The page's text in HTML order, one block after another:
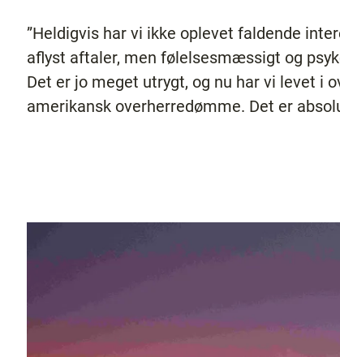
”Heldigvis har vi ikke oplevet faldende
aflyst aftaler, men følelsesmæssigt og
Det er jo meget utrygt, og nu har vi levet i
amerikansk overherredømme. Det er